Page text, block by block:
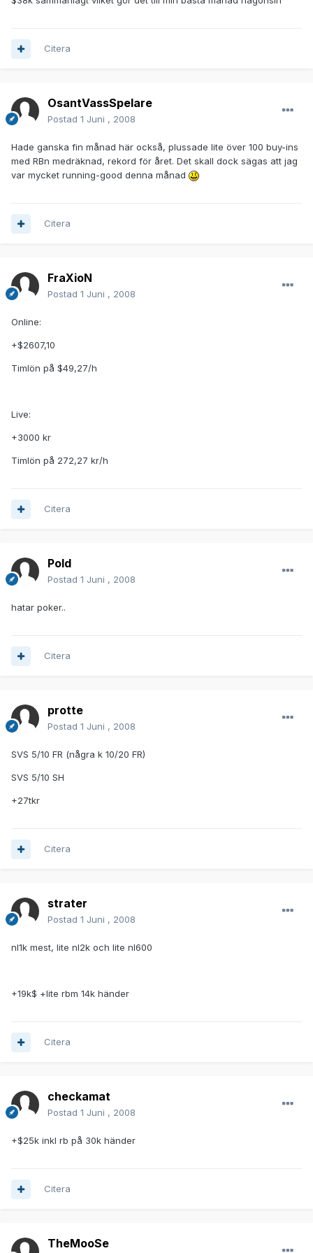
Citera
OsantVassSpelare
Postad 1 Juni , 2008
Hade ganska fin månad här också, plussade lite över 100 buy-ins
med RBn medräknad, rekord för året. Det skall dock sägas att jag
var mycket running-good denna månad
Citera
FraXioN
Postad 1 Juni , 2008
Online:
+$2607,10
Timlön på $49,27/h
Live:
+3000 kr
Timlön på 272,27 kr/h
Citera
Pold
Postad 1 Juni , 2008
hatar poker..
Citera
protte
Postad 1 Juni , 2008
SVS 5/10 FR (några k 10/20 FR)
SVS 5/10 SH
+27tkr
Citera
strater
Postad 1 Juni , 2008
nl1k mest, lite nl2k och lite nl600
+19k$ +lite rbm 14k händer
Citera
checkamat
Postad 1 Juni , 2008
+$25k inkl rb på 30k händer
Citera
TheMooSe